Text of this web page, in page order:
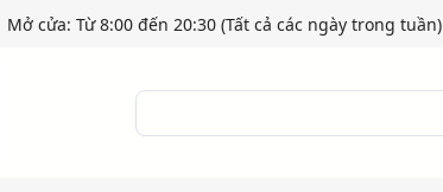
Mở cửa: Từ 8:00 đến 20:30 (Tất cả các ngày trong tuần)